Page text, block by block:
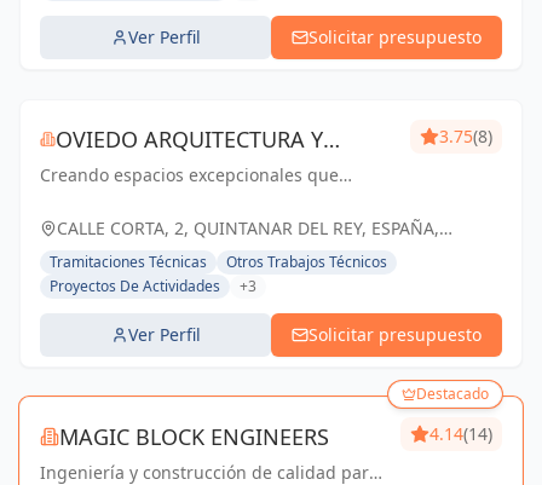
Ver Perfil Solicitar presupuesto
OVIEDO ARQUITECTURA Y
CONSTRUCCIÓN
Creando espacios excepcionales que
tiempo. Tu visión, nuestra pasión.
3.75(8)
CALLE CORTA, 2, QUINTANAR DEL REY, ESPAÑA,
España
Tramitaciones Técnicas
Otros Trabajos Técnicos
Proyectos De Actividades
+3
Ver Perfil Solicitar presupuesto
Destacado
MAGIC BLOCK ENGINEERS
Ingeniería y construcción de calidad para
4.14(14)